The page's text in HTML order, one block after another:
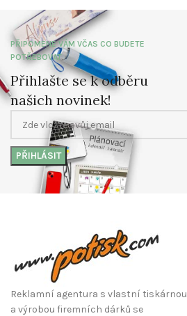
PŘIPOMENE VÁM VČAS CO BUDETE
POTŘEBOVAT
Přihlašte se k odběru
našich novinek!
Reklamní agentura s vlastní tiskárnou
a výrobou firemních dárků se